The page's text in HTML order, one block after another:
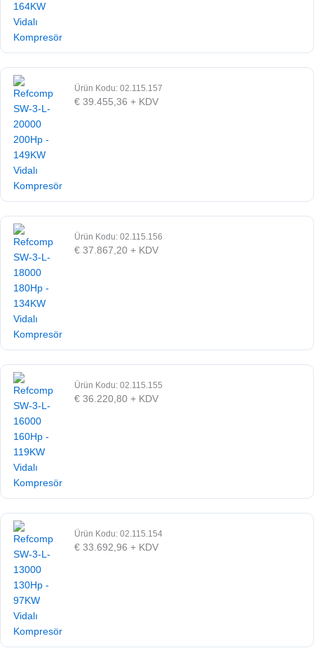
Ürün Kodu: 02.115.157
€ 39.455,36 + KDV
Ürün Kodu: 02.115.156
€ 37.867,20 + KDV
Ürün Kodu: 02.115.155
€ 36.220,80 + KDV
Ürün Kodu: 02.115.154
€ 33.692,96 + KDV